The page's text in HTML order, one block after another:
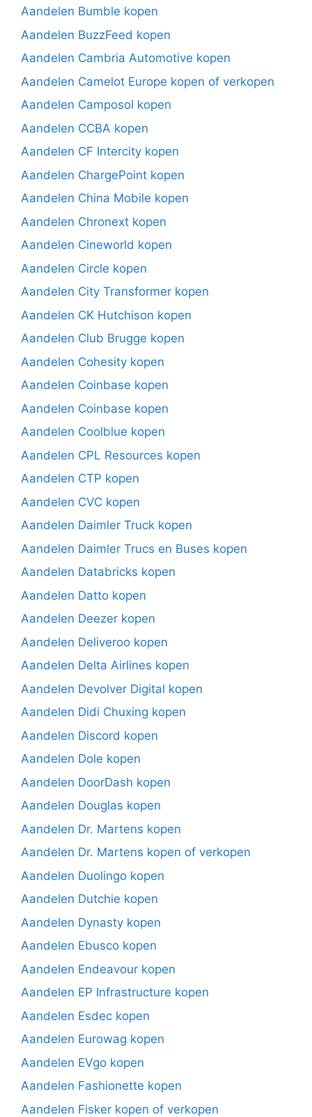
Aandelen Bumble kopen
Aandelen BuzzFeed kopen
Aandelen Cambria Automotive kopen
Aandelen Camelot Europe kopen of verkopen
Aandelen Camposol kopen
Aandelen CCBA kopen
Aandelen CF Intercity kopen
Aandelen ChargePoint kopen
Aandelen China Mobile kopen
Aandelen Chronext kopen
Aandelen Cineworld kopen
Aandelen Circle kopen
Aandelen City Transformer kopen
Aandelen CK Hutchison kopen
Aandelen Club Brugge kopen
Aandelen Cohesity kopen
Aandelen Coinbase kopen
Aandelen Coinbase kopen
Aandelen Coolblue kopen
Aandelen CPL Resources kopen
Aandelen CTP kopen
Aandelen CVC kopen
Aandelen Daimler Truck kopen
Aandelen Daimler Trucs en Buses kopen
Aandelen Databricks kopen
Aandelen Datto kopen
Aandelen Deezer kopen
Aandelen Deliveroo kopen
Aandelen Delta Airlines kopen
Aandelen Devolver Digital kopen
Aandelen Didi Chuxing kopen
Aandelen Discord kopen
Aandelen Dole kopen
Aandelen DoorDash kopen
Aandelen Douglas kopen
Aandelen Dr. Martens kopen
Aandelen Dr. Martens kopen of verkopen
Aandelen Duolingo kopen
Aandelen Dutchie kopen
Aandelen Dynasty kopen
Aandelen Ebusco kopen
Aandelen Endeavour kopen
Aandelen EP Infrastructure kopen
Aandelen Esdec kopen
Aandelen Eurowag kopen
Aandelen EVgo kopen
Aandelen Fashionette kopen
Aandelen Fisker kopen of verkopen